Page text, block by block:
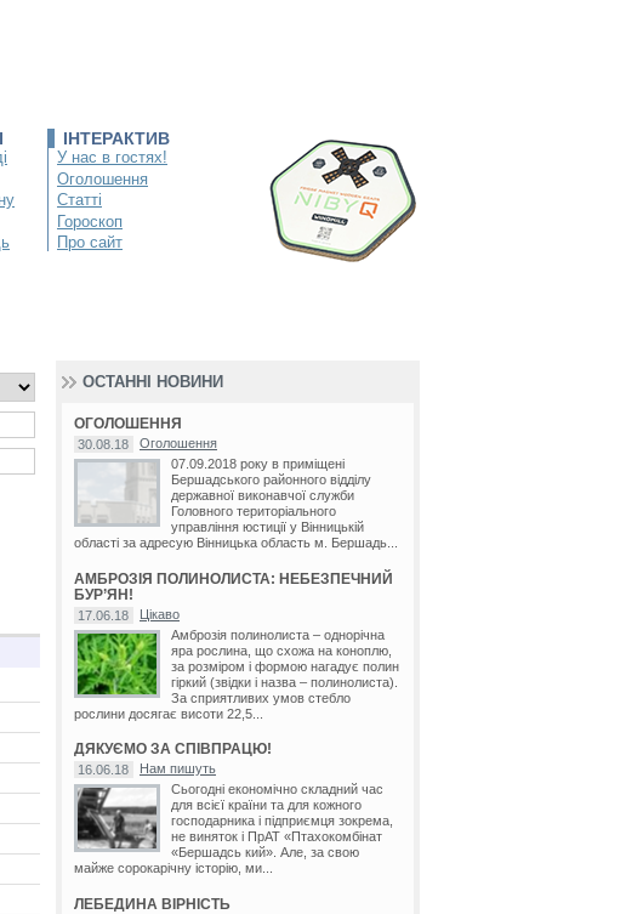
ІНТЕРАКТИВ
У нас в гостях!
Оголошення
Статті
Гороскоп
Про сайт
ОСТАННІ НОВИНИ
ОГОЛОШЕННЯ
30.08.18
Оголошення
07.09.2018 року в приміщені
Бершадського районного відділу
державної виконавчої служби
Головного територіального
управління юстиції у Вінницькій
області за адресую Вінницька область м. Бершадь...
АМБРОЗІЯ ПОЛИНОЛИСТА: НЕБЕЗПЕЧНИЙ
БУР’ЯН!
17.06.18
Цікаво
Амброзія полинолиста – однорічна
яра рослина, що схожа на коноплю,
за розміром і формою нагадує полин
гіркий (звідки і назва – полинолиста).
За сприятливих умов стебло
рослини досягає висоти 22,5...
ДЯКУЄМО ЗА СПІВПРАЦЮ!
16.06.18
Нам пишуть
Сьогодні економічно складний час
для всієї країни та для кожного
господарника і підприємця зокрема,
не виняток і ПрАТ «Птахокомбінат
«Бершадсь кий». Але, за свою
майже сорокарічну історію, ми...
ЛЕБЕДИНА ВІРНІСТЬ